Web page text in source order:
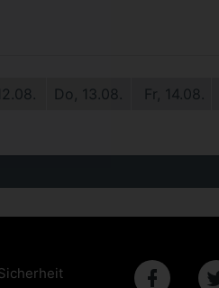
Do, 13.08. Fr, 14.08.